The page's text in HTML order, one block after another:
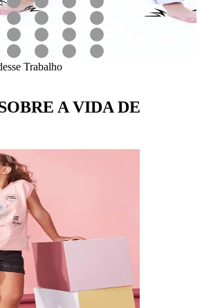
Trabalho
A VIDA DE